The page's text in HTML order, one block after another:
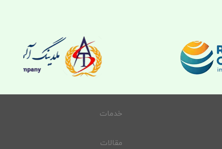
خدمات
مقالات